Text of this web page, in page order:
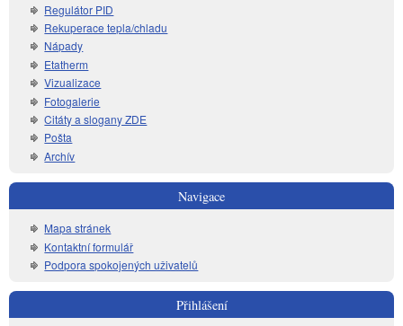
Regulátor PID
Rekuperace tepla/chladu
Nápady
Etatherm
Vizualizace
Fotogalerie
Citáty a slogany ZDE
Pošta
Archív
Navigace
Mapa stránek
Kontaktní formulář
Podpora spokojených uživatelů
Přihlášení